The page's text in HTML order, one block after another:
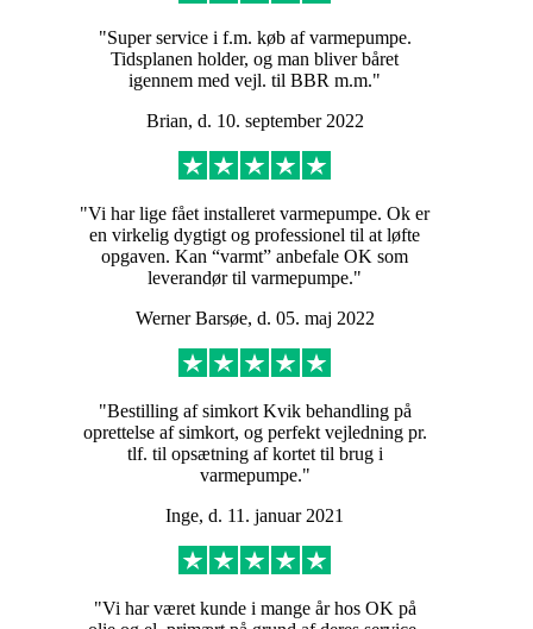
Læs mere om størrelsen
på varmepumpen
"Super service i f.m. køb af varmepumpe.
Tidsplanen holder, og man bliver båret
igennem med vejl. til BBR m.m."
Brian, d. 10. september 2022
"Vi har lige fået installeret varmepumpe. Ok er
en virkelig dygtigt og professionel til at løfte
opgaven. Kan “varmt” anbefale OK som
leverandør til varmepumpe."
Werner Barsøe, d. 05. maj 2022
"Bestilling af simkort Kvik behandling på
oprettelse af simkort, og perfekt vejledning pr.
tlf. til opsætning af kortet til brug i
varmepumpe."
Inge, d. 11. januar 2021
"Vi har været kunde i mange år hos OK på